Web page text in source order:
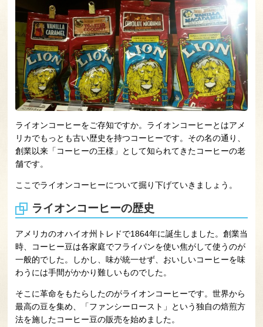
ライオンコーヒーをご存知ですか。ライオンコーヒーとはアメ
リカでもっとも古い歴史を持つコーヒーです。その名の通り、
創業以来「コーヒーの王様」として知られてきたコーヒーの老
舗です。
ここでライオンコーヒーについて掘り下げていきましょう。
ライオンコーヒーの歴史
アメリカのオハイオ州トレドで1864年に誕生しました。創業当
時、コーヒー豆は各家庭でフライパンを使い焦がして使うのが
一般的でした。しかし、味が統一せず、おいしいコーヒーを味
わうには手間がかかり難しいものでした。
そこに革命をもたらしたのがライオンコーヒーです。世界から
最高の豆を集め、「ファンシーロースト」という独自の焙煎方
法を施したコーヒー豆の販売を始めました。